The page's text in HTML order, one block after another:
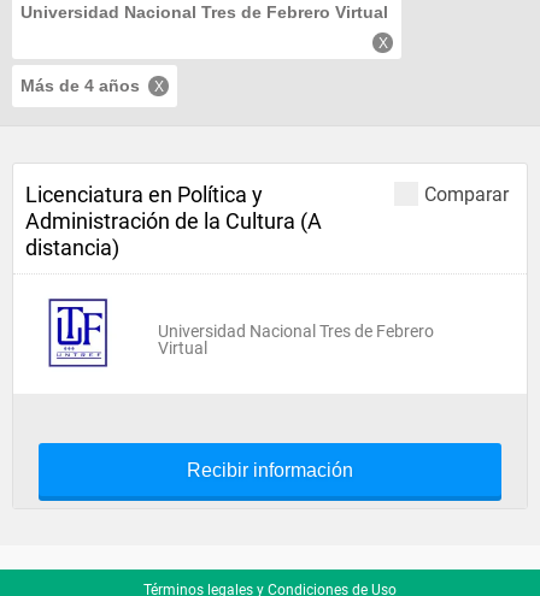
Universidad Nacional Tres de Febrero Virtual
Más de 4 años
Comparar
Licenciatura en Política y
Administración de la Cultura (A
distancia)
Universidad Nacional Tres de Febrero
Virtual
Recibir información
Términos legales y Condiciones de Uso